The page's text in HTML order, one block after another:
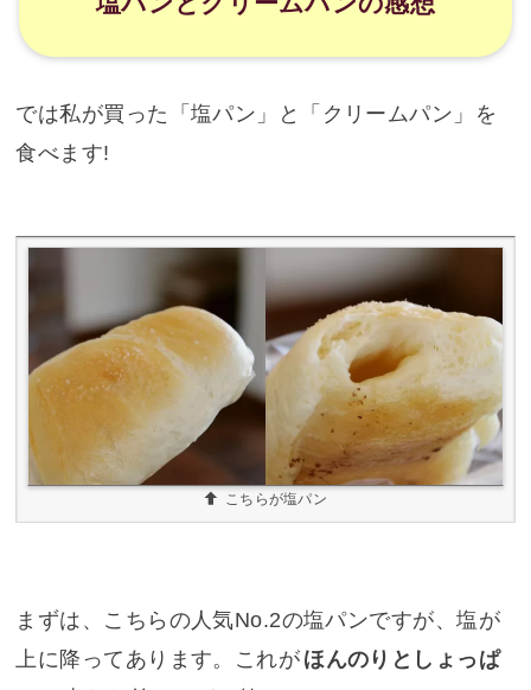
では私が買った「塩パン」と「クリームパン」を
食べます!
こちらが塩パン
まずは、こちらの人気No.2の塩パンですが、塩が
上に降ってあります。これが ほんのりとしょっぱ